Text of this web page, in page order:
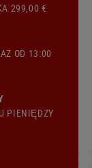
299,00 €
OD 13:00
PIENIĘDZY